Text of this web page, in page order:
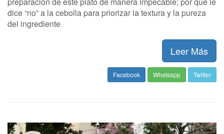
dice “no” a la cebolla para priorizar la textura y la pureza
del ingrediente
Leer Más
Facebook Whatsapp Twitter